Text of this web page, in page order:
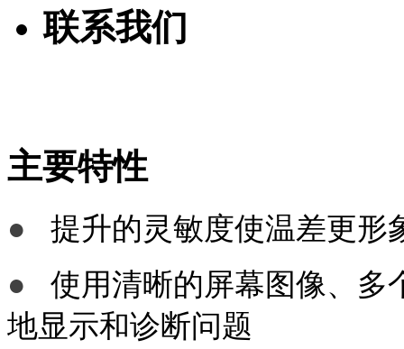
联系我们
主要特性
● 提升的灵敏度使温差更形
● 使用清晰的屏幕图像、多
地显示和诊断问题